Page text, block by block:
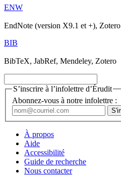
ENW
EndNote (version X9.1 et +), Zotero
BIB
BibTeX, JabRef, Mendeley, Zotero
S’inscrire à l’infolettre d’Érudit
Abonnez-vous à notre infolettre :
À propos
Aide
Accessibilité
Guide de recherche
Nous contacter